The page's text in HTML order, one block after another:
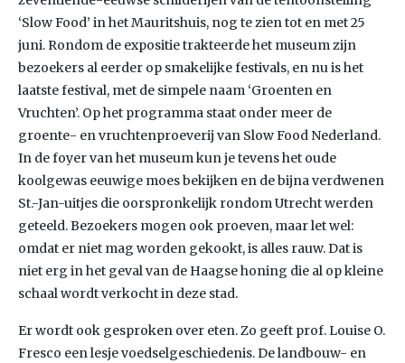
‘Slow Food’ in het Mauritshuis, nog te zien tot en met 25
juni. Rondom de expositie trakteerde het museum zijn
bezoekers al eerder op smakelijke festivals, en nu is het
laatste festival, met de simpele naam ‘Groenten en
Vruchten’. Op het programma staat onder meer de
groente- en vruchtenproeverij van Slow Food Nederland.
In de foyer van het museum kun je tevens het oude
koolgewas eeuwige moes bekijken en de bijna verdwenen
St.-Jan-uitjes die oorspronkelijk rondom Utrecht werden
geteeld. Bezoekers mogen ook proeven, maar let wel:
omdat er niet mag worden gekookt, is alles rauw. Dat is
niet erg in het geval van de Haagse honing die al op kleine
schaal wordt verkocht in deze stad.
Er wordt ook gesproken over eten. Zo geeft prof. Louise O.
Fresco een lesje voedselgeschiedenis. De landbouw- en